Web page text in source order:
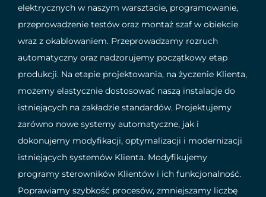
elektrycznych w naszym warsztacie, programowanie,
przeprowadzenie testów oraz montaż szaf w obiekcie
wraz z okablowaniem. Przeprowadzamy rozruch
automatyczny oraz nadzorujemy początkowy etap
produkcji. Na etapie projektowania, na życzenie Klienta,
możemy elastycznie dostosować naszą instalacje do
istniejących na zakładzie standardów. Projektujemy
zarówno nowe systemy automatyczne, jak i
dokonujemy modyfikacji, optymalizacji i modernizacji
istniejących systemów Klienta. Modyfikujemy
programy sterowników Klientów i ich funkcjonalność.
Poprawiamy szybkość procesów, zmniejszamy liczbę